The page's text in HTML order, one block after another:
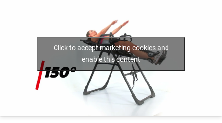
Click to accept marketing cookies and
enable this content